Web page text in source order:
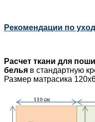
Рекомендации по
Расчет ткани для
белья в стандартную
Размер матрасика